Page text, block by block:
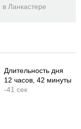
в Ланкастере
Длительность дня
12 часов , 42 минуты
-41 сек